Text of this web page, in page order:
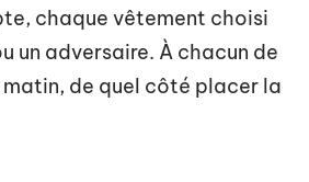
chaque vêtement choisi
un adversaire. À chacun de
de quel côté placer la